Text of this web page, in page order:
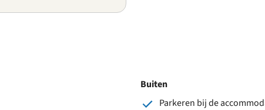
Buiten
Parkeren bij de